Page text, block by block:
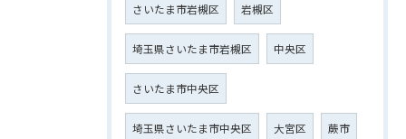
さいたま市岩槻区 岩槻区
埼玉県さいたま市岩槻区 中央区
さいたま市中央区
埼玉県さいたま市中央区 大宮区 蕨市